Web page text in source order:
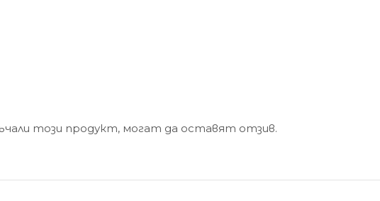
този продукт, могат да оставят отзив.